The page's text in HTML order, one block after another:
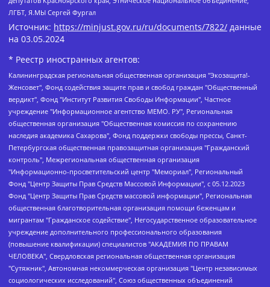
ЛГБТ, Я.МЫ Сергей Фургал
Источник: https://minjust.gov.ru/ru/documents/7822/ данные
на 03.05.2024
* Реестр иностранных агентов:
Калининградская региональная общественная организация "Экозащита!-Женсовет", Фонд содействия защите прав и свобод граждан "Общественный вердикт", Фонд "Институт Развития Свободы Информации", Частное учреждение "Информационное агентство МЕМО. РУ", Региональная общественная организация "Общественная комиссия по сохранению наследия академика Сахарова", Фонд поддержки свободы прессы, Санкт-Петербургская общественная правозащитная организация "Гражданский контроль", Межрегиональная общественная организация "Информационно-просветительский центр "Мемориал", Региональный Фонд "Центр Защиты Прав Средств Массовой Информации", с 05.12.2023 Фонд "Центр Защиты Прав Средств массовой информации", Региональная общественная благотворительная организация помощи беженцам и мигрантам "Гражданское содействие", Негосударственное образовательное учреждение дополнительного профессионального образования (повышение квалификации) специалистов "АКАДЕМИЯ ПО ПРАВАМ ЧЕЛОВЕКА", Свердловская региональная общественная организация "Сутяжник", Автономная некоммерческая организация "Центр независимых социологических исследований", Союз общественных объединений "Российский исследовательский центр по правам человека", Региональное общественное учреждение научно-информационный центр "МЕМОРИАЛ", Некоммерческая организация "Фонд защиты гласности", Автономная некоммерческая организация "Институт прав человека", Городская общественная организация "Екатеринбургское общество "МЕМОРИАЛ", Городская общественная организация "Рязанское историко-просветительское и правозащитное общество "Мемориал" (Рязанский Мемориал), Челябинский региональный орган общественной самодеятельности – женское общественное объединение "Женщины Евразии", Челябинский региональный орган общественной самодеятельности "Уральская правозащитная группа", Фонд содействия защите здоровья и социальной справедливости имени Андрея Рылькова, Автономная Некоммерческая Организация "Аналитический Центр Юрия Левады", Автономная некоммерческая организация социальной поддержки населения "Проект Апрель", Региональная общественная организация помощи женщинам и детям, находящимся в кризисной ситуации "Информационно-методический центр "Анна", Фонд содействия развитию массовых коммуникаций и правовому просвещению "Так-так-Так", Фонд содействия устойчивому развитию "Серебряная тайга", Свердловский региональный общественный фонд социальных проектов "Новое время", "Idel.Реалии", Кавказ.Реалии, Крым.Реалии, Телеканал Настоящее Время, Татаро-башкирская служба Радио Свобода (Azatliq Radiosi), Радио Свободная Европа/Радио Свобода (PCE/PC), "Сибирь.Реалии", "Фактограф", Благотворительный фонд помощи осужденным и их семьям, Автономная некоммерческая организация "Институт глобализации и социальных движений", Фонд "В защиту прав заключенных", Частное учреждение "Центр поддержки и содействия развитию средств массовой информации", Пензенский региональный общественный благотворительный фонд "Гражданский союз", "Север.Реалии", Некоммерческая организация Фонд "Правовая инициатива", Общество с ограниченной ответственностью "Радио Свободная Европа/Радио Свобода", Чешское информационное агентство "MEDIUM-ORIENT", Красноярская региональная общественная организация "Мы против СПИДа", Камалягин Денис Николаевич, Маркелов Сергей Евгеньевич, Пономарев Лев Александрович, Савицкая Людмила Алексеевна, Автономная некоммерческая организация "Центр по работе с проблемой насилия "НАСИЛИЮ.НЕТ", Межрегиональный профессиональный союз работников здравоохранения "Альянс врачей", Юридическое лицо, зарегистрированное в Латвийской Республике, SIA "Medusa Project" (регистрационный номер 40103797863, дата регистрации 10.06.2014), Некоммерческая организация "Фонд по борьбе с коррупцией", Автономная некоммерческая организация "Институт права и публичной политики", Баданин Роман Сергеевич, Гликин Максим Александрович, Железнова Мария Михайловна, Лукьянова Юлия Сергеевна, Маетная Елизавета Витальевна, Маняхин Петр Борисович, Чуракова Ольга Владимировна, Ярош Юлия Петровна, Юридическое лицо "The Insider SIA", зарегистрированное в Риге, Латвийская Республика (дата регистрации 26.06.2015), являющееся администратором доменного имени интернет-издания "The Insider SIA", https://theins.ru, Постернак Алексей Евгеньевич, Рубин Михаил Аркадьевич, Анин Роман Александрович, Юридическое лицо Istories fonds, зарегистрированное в Латвийской Республике (регистрационный номер 50008295751, дата регистрации 24.02.2020), Великовский Дмитрий Александрович, Долинина Ирина Николаевна, Мароховская Алеся Алексеевна, Шлейнов Роман Юрьевич, Шмагун Олеся Валентиновна, Общество с ограниченной ответственностью "Альтаир 2021", Общество с ограниченной ответственностью "Вега 2021", Общество с ограниченной ответственностью "Главный редактор 2021", Общество с ограниченной ответственностью "Ромашки монолит", Важенков Артем Валерьевич, Ивановская областная общественная организация "Центр гендерных исследований", Гурман Юрий Альбертович, Медиапроект "ОВД-Инфо", Егоров Владимир Владимирович, Жилинский Владимир Александрович, Общество с ограниченной ответственностью "ЗП", Иванова София Юрьевна, Карезина Инна Павловна, Кильтау Екатерина Викторовна, Петров Алексей Викторович, Пискунов Сергей Евгеньевич, Смирнов Сергей Сергеевич, Тихонов Михаил Сергеевич, Общество с ограниченной ответственностью "ЖУРНАЛИСТ-ИНОСТРАННЫЙ АГЕНТ", Арапова Галина Юрьевна, Вольтская Татьяна Анатольевна, Американская компания "Mason G.E.S. Anonymous Foundation" (США), являющаяся владельцем интернет-издания https://mnews.world/, Компания "Stichting Bellingcat", зарегистрированная в Нидерландах (дата регистрации 11.07.2018), Захаров Андрей Вячеславович, Клепиковская Екатерина Дмитриевна, Общество с ограниченной ответственностью "МЕМО", Перл Роман Александрович, Симонов Евгений Алексеевич, Соловьева Елена Анатольевна, Сотников Даниил Владимирович, Сурначева Елизавета Дмитриевна, Автономная некоммерческая организация по защите прав человека и информированию населения "Якутия – Наше Мнение", Общество с ограниченной ответственностью "Москоу диджитал медиа", с 26.01.2023 Общество с ограниченной ответственностью "Чайка Белые сады", Ветошкина Валерия Валерьевна, Заговора Максим Александрович, Межрегиональное общественное движение "Российская ЛГБТ - сеть", Оленичев Максим Владимирович, Павлов Иван Юрьевич, Скворцова Елена Сергеевна, Общество с ограниченной ответственностью "Как бы инагент", Кочетков Игорь Викторович, Общество с ограниченной ответственностью "Честные выборы", Еланчик Олег Александрович, Общество с ограниченной ответственностью "Нобелевский призыв", Гималова Регина Эмилевна, Григорьев Андрей Валерьевич, Григорьева Алина Александровна, Ассоциация по содействию защите прав призывников, альтернативнослужащих и военнослужащих "Правозащитная группа "Гражданин.Армия.Право", Хисамова Регина Фаритовна, Автономная некоммерческая организация по реализации социально-правовых программ "Лилит", Дальневосточное общественное движение "Маяк", Санкт-Петербургская ЛГБТ-инициативная группа "Выход", Инициативная группа ЛГБТ+ "Реверс", Алексеев Андрей Викторович, Бекбулатова Таисия Львовна, Беляев Иван Михайлович, Владыкина Елена Сергеевна, Гельман Марат Александрович, Никульшина Вероника Юрьевна, Толоконникова Надежда Андреевна, Шендерович Виктор Анатольевич, Общество с ограниченной ответственностью "Данное сообщение", Общество с ограниченной ответственностью Издательский дом "Новая глава", Айнбиндер Александра Александровна, Московский комьюнити-центр для ЛГБТ+инициатив, Благотворительный фонд развития филантропии, Deutsche Welle (Германия, Kurt-Schumacher-Strasse 3, 53113 Bonn), Борзунова Мария Михайловна, Воробьев Виктор Викторович, Голубева Анна Львовна, Константинова Алла Михайловна, Малкова Ирина Владимировна, Мурадов Мурад Абдулгалимович, Осетинская Елизавета Николаевна, Понасенков Евгений Николаевич, Ганапольский Матвей Юрьевич, Киселев Евгений Алексеевич, Борухович Ирина Григорьевна, Дремин Иван Тимофеевич, Дубровский Дмитрий Викторович, Красноярская региональная общественная организация поддержки и развития альтернативных образовательных технологий и межкультурных коммуникаций "ИНТЕРРА", Маяковская Екатерина Алексеевна, Фейгин Марк Захарович, Филимонов Андрей Викторович, Дзугкоева Регина Николаевна, Доброхотов Роман Александрович, Дудь Юрий Александрович, Елкин Сергей Владимирович, Кругликов Кирилл Игоревич, Сабунаева Мария Леонидовна, Семенов Алексей Владимирович, Шаинян Карен Багратович, Шульман Екатерина Михайловна, Асафьев Артур Валерьевич, Вахштайн Виктор Семенович, Венедиктов Алексей Алексеевич, Лушникова Екатерина Евгеньевна, Волков Леонид Михайлович, Невзоров Александр Глебович, Пархоменко Сергей Борисович, Сироткин Ярослав Николаевич, Кара-Мурза Владимир Владимирович, Баранова Наталья Владимировна, Гозман Леонид Яковлевич, Кагарлицкий Борис Юльевич, Климарев Михаил Валерьевич, Милов Владимир Станиславович, Автономная некоммерческая организация Краснодарский центр современного искусства "Типография", Моргенштерн Алишер Тагирович, Соболь Любовь Эдуардовна, Общество с ограниченной ответственностью "ЛИЗА НОРМ", Каспаров Гарри Кимович, Ходорковский Михаил Борисович, Общество с ограниченной ответственностью "Апрельские тезисы", Данилович Ирина Брониславовна, Кашин Олег Владимирович, Петров Николай Владимирович, Пивоваров Алексей Владимирович, Соколов Михаил Владимирович, Цветкова Юлия Владимировна, Чичваркин Евгений Александрович, Комитет против пыток/Команда против пыток, Общество с ограниченной ответственностью "Первый научный", Общество с ограниченной ответственностью "Вертолет и ко", Белоцерковская Вероника Борисовна, Кац Максим Евгеньевич, Лазарева Татьяна Юрьевна, Шаведдинов Руслан Табризович, Яшин Илья Валерьевич, Общество с ограниченной ответственностью "Иноагент ААВ", Алешковский Дмитрий Петрович, Альбац Евгения Марковна, Быков Дмитрий Львович, Галямина Юлия Евгеньевна, Лойко Сергей Леонидович, Мартынов Кирилл Константинович, Медведев Сергей Александрович, Крашенинников Федор Геннадиевич, Гордеева Катерина Вл